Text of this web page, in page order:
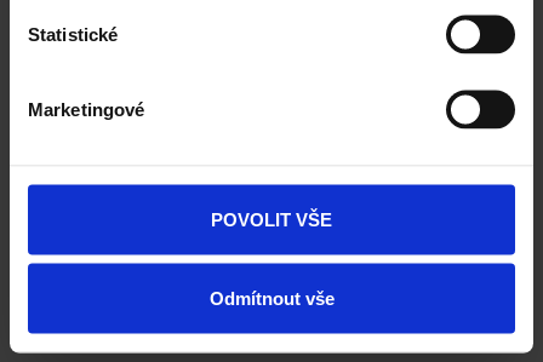
Statistické
Marketingové
POVOLIT VŠE
Odmítnout vše
děje ve světě wienerberger.
VÍCE INFORMACÍ